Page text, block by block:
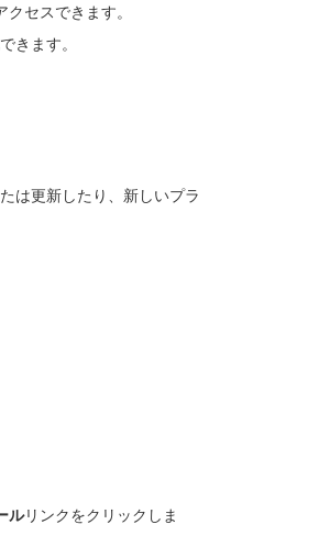
セスできます。
きます。
は更新したり、新しいプラ
ルリンクをクリックしま